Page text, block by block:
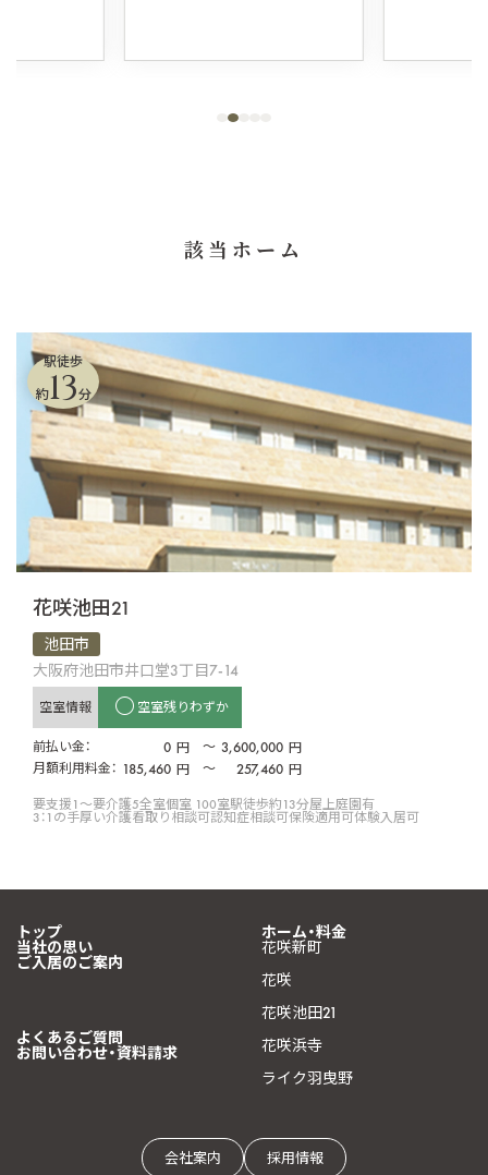
該当ホーム
駅徒歩
約13分
花咲池田21
池田市
大阪府池田市井口堂3丁目7-14
空室情報 空室残りわずか
前払い金： 0 円 〜 3,600,000 円
月額利用料金： 185,460 円 〜 257,460 円
要支援1〜要介護5全室個室 100室駅徒歩約13分屋上庭園有
3：1の手厚い介護看取り相談可認知症相談可保険適用可体験入居可
トップ
当社の思い
ご入居のご案内
ホーム・料金
花咲新町
花咲
花咲池田21
花咲浜寺
ライク羽曳野
よくあるご質問
お問い合わせ・資料請求
会社案内 採用情報